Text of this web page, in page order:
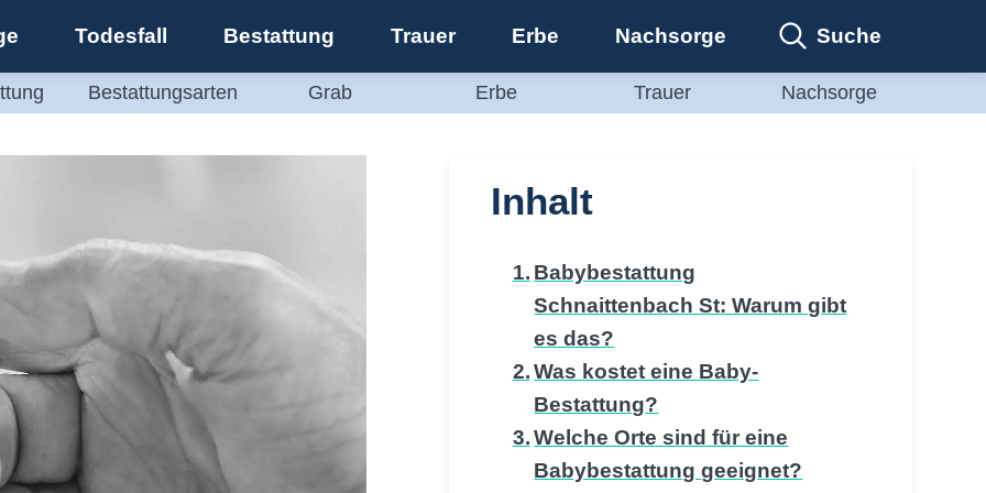
Todesfall Bestattung Trauer Erbe Nachsorge Suche
Bestattungsarten Grab Erbe Trauer Nachsorge
Inhalt
Babybestattung
Schnaittenbach St: Warum gibt
es das?
Was kostet eine Baby-
Bestattung?
Welche Orte sind für eine
Babybestattung geeignet?